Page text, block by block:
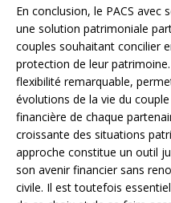
En conclusion, le PACS avec
une solution patrimoniale
couples souhaitant concilier
protection de leur
flexibilité remarquable,
évolutions de la vie du
financière de chaque
croissante des situations
approche constitue un outil
son avenir financier sans
civile. Il est toutefois